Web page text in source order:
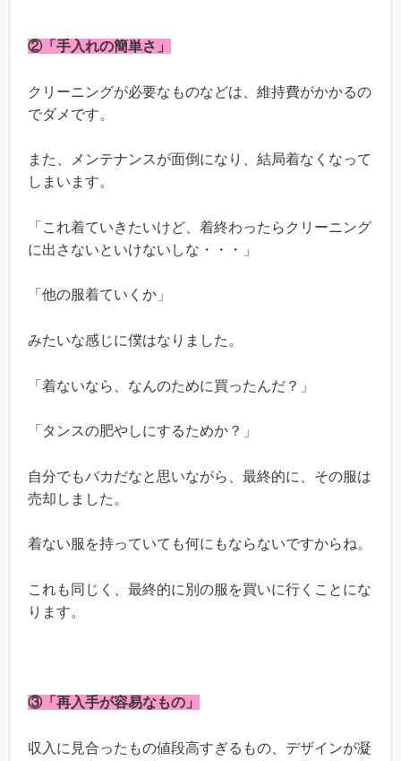
②「手入れの簡単さ」
クリーニングが必要なものなどは、維持費がかかるの
でダメです。
また、メンテナンスが面倒になり、結局着なくなって
しまいます。
「これ着ていきたいけど、着終わったらクリーニング
に出さないといけないしな・・・」
「他の服着ていくか」
みたいな感じに僕はなりました。
「着ないなら、なんのために買ったんだ？」
「タンスの肥やしにするためか？」
自分でもバカだなと思いながら、最終的に、その服は
売却しました。
着ない服を持っていても何にもならないですからね。
これも同じく、最終的に別の服を買いに行くことにな
ります。
③「再入手が容易なもの」
収入に見合ったもの値段高すぎるもの、デザインが凝